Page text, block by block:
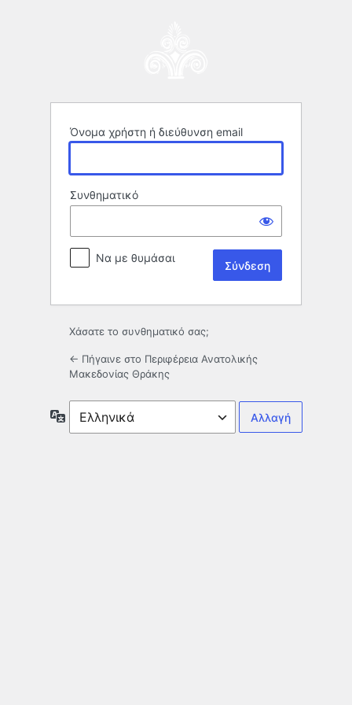
Όνομα χρήστη ή διεύθυνση email
Συνθηματικό
Να με θυμάσαι
Χάσατε το συνθηματικό σας;
← Πήγαινε στο Περιφέρεια Ανατολικής
Μακεδονίας Θράκης
Γλώσσα